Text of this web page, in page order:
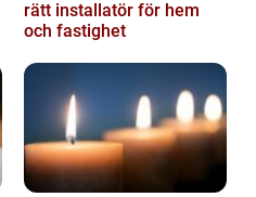
rätt installatör för hem
och fastighet